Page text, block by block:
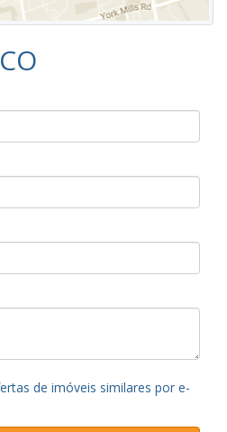
de imóveis similares por e-